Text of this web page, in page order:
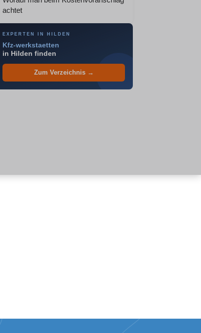
achtet
EXPERTEN IN HILDEN
Kfz-werkstaetten
in Hilden finden
Zum Verzeichnis →